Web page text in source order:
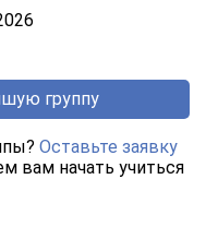
группу
Оставьте заявку
вам начать учиться